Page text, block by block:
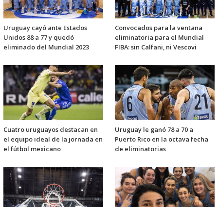
Uruguay cayó ante Estados
Unidos 88 a 77 y quedó
eliminado del Mundial 2023
Convocados para la ventana
eliminatoria para el Mundial
FIBA: sin Calfani, ni Vescovi
Cuatro uruguayos destacan en
el equipo ideal de la jornada en
el fútbol mexicano
Uruguay le ganó 78 a 70 a
Puerto Rico en la octava fecha
de eliminatorias